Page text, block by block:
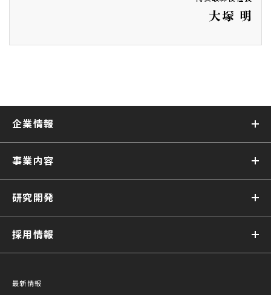
大塚 明
企業情報
事業内容
研究開発
採用情報
最新情報